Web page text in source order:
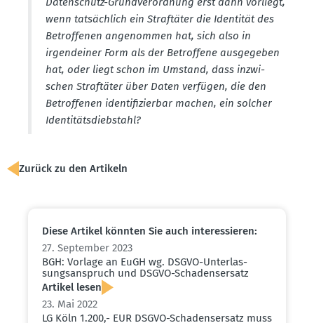
wenn tatsächlich ein Straf­täter die Identität des
Betrof­fenen angenommen hat, sich also in
irgend­einer Form als der Betroffene ausge­geben
hat, oder liegt schon im Umstand, dass inzwi­
schen Straf­täter über Daten verfügen, die den
Betrof­fenen identi­fi­zierbar machen, ein solcher
Identi­täts­dieb­stahl?
Zurück zu den Artikeln
Diese Artikel könnten Sie auch inter­es­sieren:
27. September 2023
BGH: Vorlage an EuGH wg. DSGVO-Unter­las­
sungs­an­spruch und DSGVO-Schadens­ersatz
Artikel lesen
23. Mai 2022
LG Köln 1.200,- EUR DSGVO-Schadens­ersatz muss